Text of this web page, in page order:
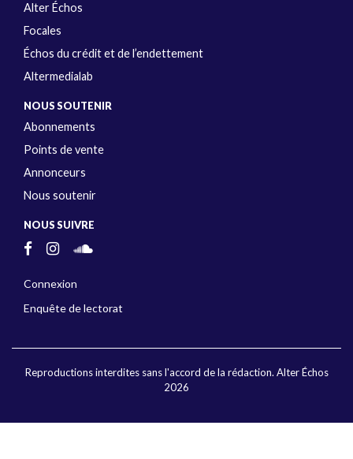
Alter Échos
Focales
Échos du crédit et de l’endettement
Altermedialab
NOUS SOUTENIR
Abonnements
Points de vente
Annonceurs
Nous soutenir
NOUS SUIVRE
Connexion
Enquête de lectorat
Reproductions interdites sans l'accord de la rédaction. Alter Échos
2026